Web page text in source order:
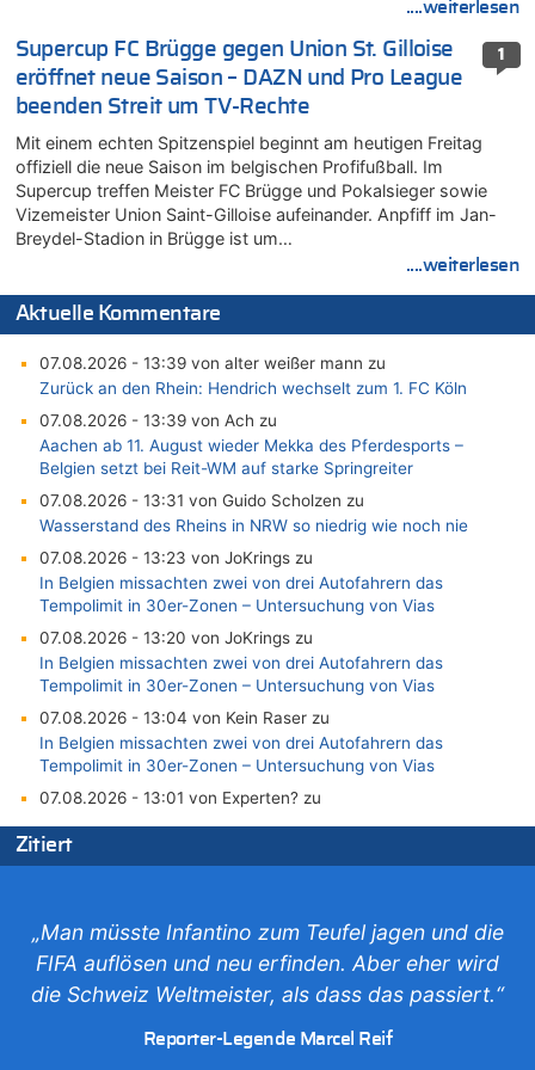
....weiterlesen
1
Supercup FC Brügge gegen Union St. Gilloise
eröffnet neue Saison – DAZN und Pro League
beenden Streit um TV-Rechte
Mit einem echten Spitzenspiel beginnt am heutigen Freitag
offiziell die neue Saison im belgischen Profifußball. Im
Supercup treffen Meister FC Brügge und Pokalsieger sowie
Vizemeister Union Saint-Gilloise aufeinander. Anpfiff im Jan-
Breydel-Stadion in Brügge ist um…
....weiterlesen
Aktuelle Kommentare
07.08.2026 - 13:39 von alter weißer mann zu
Zurück an den Rhein: Hendrich wechselt zum 1. FC Köln
07.08.2026 - 13:39 von Ach zu
Aachen ab 11. August wieder Mekka des Pferdesports –
Belgien setzt bei Reit-WM auf starke Springreiter
07.08.2026 - 13:31 von Guido Scholzen zu
Wasserstand des Rheins in NRW so niedrig wie noch nie
07.08.2026 - 13:23 von JoKrings zu
In Belgien missachten zwei von drei Autofahrern das
Tempolimit in 30er-Zonen – Untersuchung von Vias
07.08.2026 - 13:20 von JoKrings zu
In Belgien missachten zwei von drei Autofahrern das
Tempolimit in 30er-Zonen – Untersuchung von Vias
07.08.2026 - 13:04 von Kein Raser zu
In Belgien missachten zwei von drei Autofahrern das
Tempolimit in 30er-Zonen – Untersuchung von Vias
07.08.2026 - 13:01 von Experten? zu
In Belgien missachten zwei von drei Autofahrern das
Tempolimit in 30er-Zonen – Untersuchung von Vias
07.08.2026 - 12:31 von Fassungslos zu
In Belgien missachten zwei von drei Autofahrern das
Tempolimit in 30er-Zonen – Untersuchung von Vias
In Belgien missachten zwei von drei Autofahrern das
Zitiert
„Man müsste Infantino zum Teufel jagen und die
FIFA auflösen und neu erfinden. Aber eher wird
die Schweiz Weltmeister, als dass das passiert.“
Reporter-Legende Marcel Reif